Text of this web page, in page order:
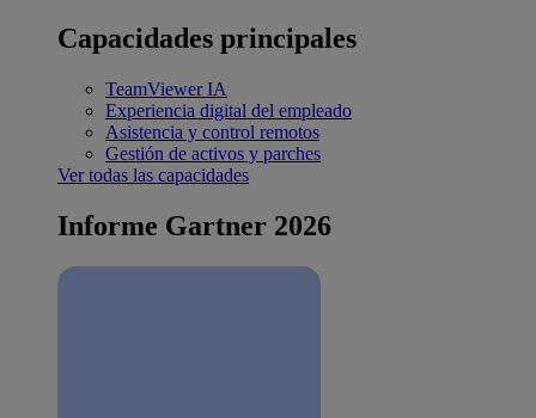
Capacidades principales
TeamViewer IA
Experiencia digital del empleado
Asistencia y control remotos
Gestión de activos y parches
Ver todas las capacidades
Informe Gartner 2026